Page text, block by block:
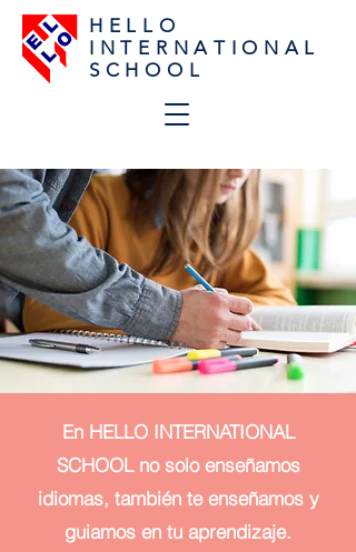
H E L L O
I N T E R N A T I O N A L
S C H O O L
En HELLO INTERNATIONAL
SCHOOL no solo enseñamos
idiomas, también te enseñamos y
guiamos en tu aprendizaje.